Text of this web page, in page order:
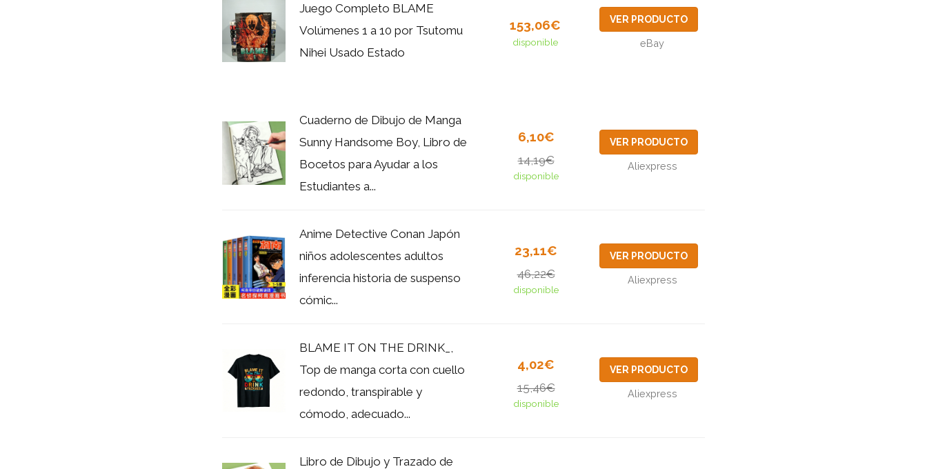
Juego Completo BLAME
Volúmenes 1 a 10 por Tsutomu
Nihei Usado Estado
153,06€
disponible
VER PRODUCTO
eBay
Cuaderno de Dibujo de Manga
Sunny Handsome Boy, Libro de
Bocetos para Ayudar a los
Estudiantes a...
6,10€
14,19€
disponible
VER PRODUCTO
Aliexpress
Anime Detective Conan Japón
niños adolescentes adultos
inferencia historia de suspenso
cómic...
23,11€
46,22€
disponible
VER PRODUCTO
Aliexpress
BLAME IT ON THE DRINK_,
Top de manga corta con cuello
redondo, transpirable y
cómodo, adecuado...
4,02€
15,46€
disponible
VER PRODUCTO
Aliexpress
Libro de Dibujo y Trazado de